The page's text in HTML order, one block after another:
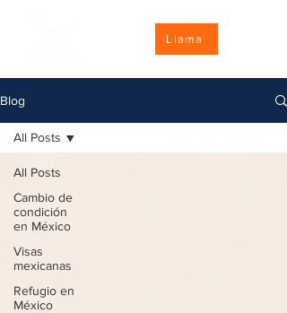
Llama
Blog
All Posts
Cambio de
condición
en México
Visas
mexicanas
Refugio en
México
All Posts